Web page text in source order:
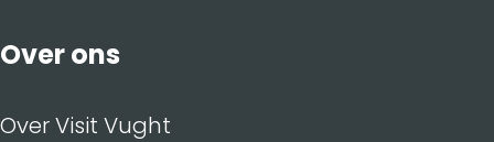
Over ons
Over Visit Vught